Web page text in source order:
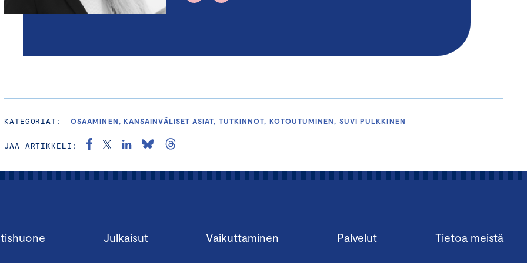
KATEGORIAT: OSAAMINEN, KANSAINVÄLISET ASIAT, TUTKINNOT, KOTOUTUMINEN, SUVI PULKKINEN
JAA ARTIKKELI:
Julkaisut Vaikuttaminen Palvelut Tietoa meistä